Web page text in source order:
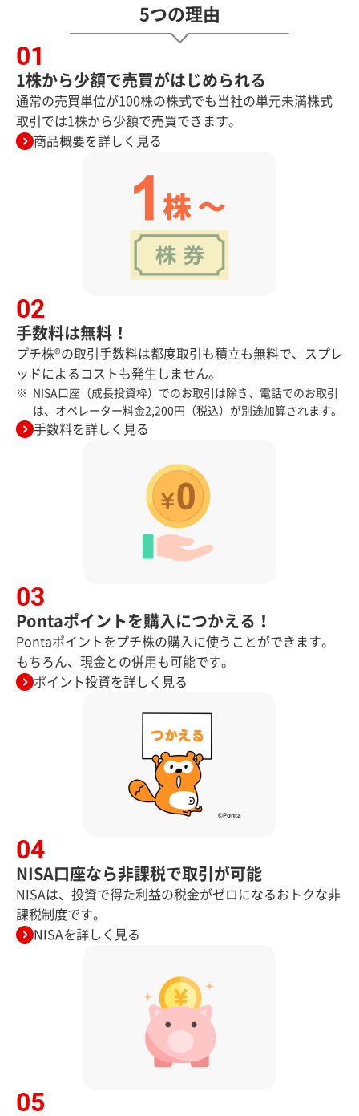
5つの理由
1株から少額で売買がはじめられる
通常の売買単位が100株の株式でも当社の単元未満株式
取引では1株から少額で売買できます。
商品概要を詳しく見る
手数料は無料！
プチ株®の取引手数料は都度取引も積立も無料で、スプレ
ッドによるコストも発生しません。
NISA口座（成長投資枠）でのお取引は除き、電話でのお取引
は、オペレーター料金2,200円（税込）が別途加算されます。
手数料を詳しく見る
Pontaポイントを購入につかえる！
Pontaポイントをプチ株の購入に使うことができます。
もちろん、現金との併用も可能です。
ポイント投資を詳しく見る
NISA口座なら非課税で取引が可能
NISAは、投資で得た利益の税金がゼロになるおトクな非
課税制度です。
NISAを詳しく見る